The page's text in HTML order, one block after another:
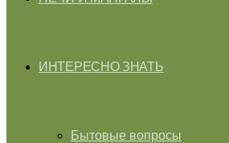
ИНТЕРЕСНО ЗНАТЬ
Бытовые вопросы